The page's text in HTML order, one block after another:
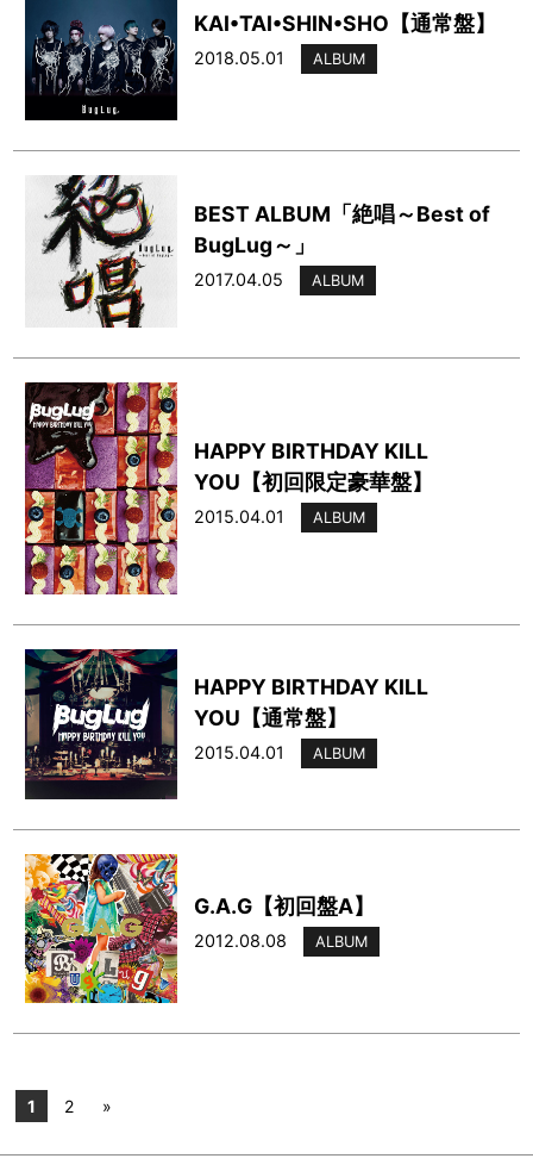
KAI•TAI•SHIN•SHO【通常盤】
2018.05.01 ALBUM
BEST ALBUM「絶唱～Best of
BugLug～」
2017.04.05 ALBUM
HAPPY BIRTHDAY KILL
YOU【初回限定豪華盤】
2015.04.01 ALBUM
HAPPY BIRTHDAY KILL
YOU【通常盤】
2015.04.01 ALBUM
G.A.G【初回盤A】
2012.08.08 ALBUM
1 2 »